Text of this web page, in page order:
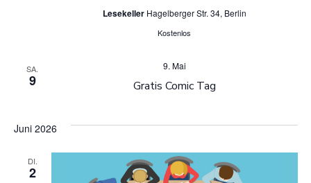
Lesekeller Hagelberger Str. 34, Berlin
Kostenlos
SA.
9 Gratis Comic Tag
9. Mai
Juni 2026
DI.
2